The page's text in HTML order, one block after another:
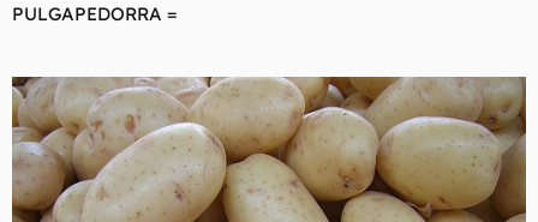
PULGAPEDORRA =